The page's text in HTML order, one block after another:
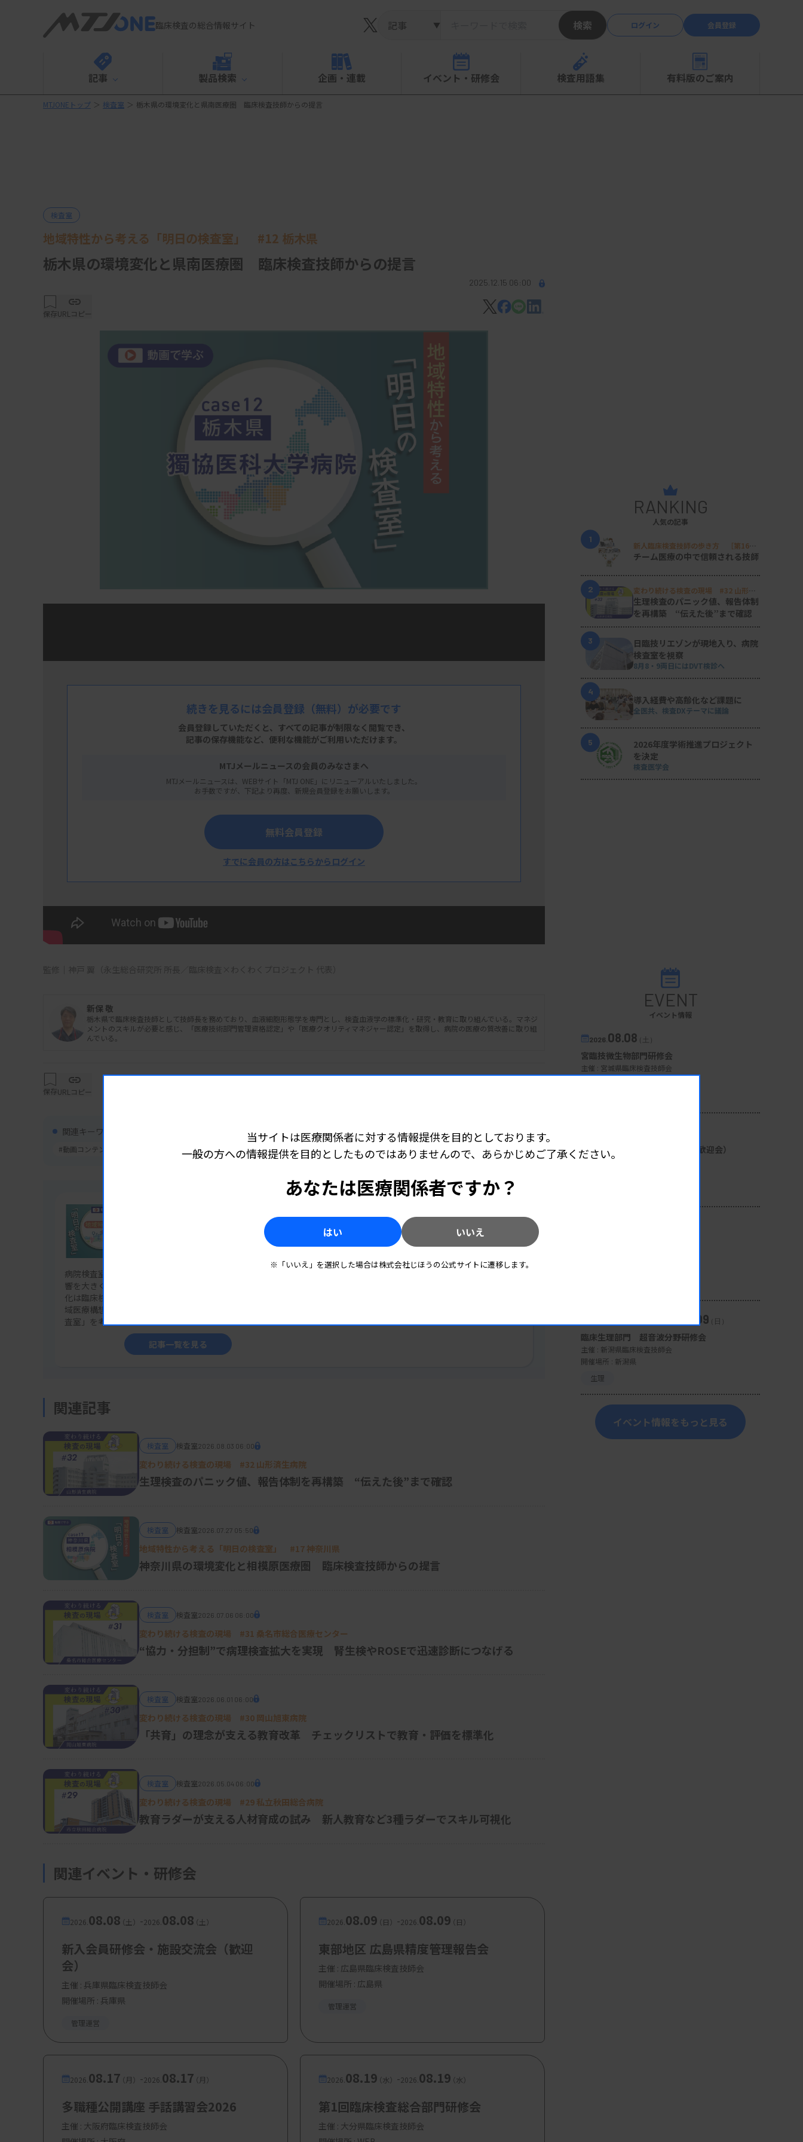
臨床検査の総合情報サイト ▼ 検索 ログイン 会員登録
記事 製品検索 企画・連載 イベント・研修会 検査用語集 有料版のご案内
MTJONEトップ ＞ 検査室 ＞ 栃木県の環境変化と県南医療圏 臨床検査技師からの提言
検査室
地域特性から考える「明日の検査室」 #12 栃木県
栃木県の環境変化と県南医療圏 臨床検査技師からの提言
2025.12.15 06:00
保存URLコピー
ながら、今後の検査室運営に必要な視点や備えを解説する企画です。
企画は、各地域の実情や課題に関するスライドを見ながら、音声で聞いて学べる動画シリ
参考になればと思っております。（MTJ編集部）
日本臨床衛生検査技師会「医療技術部門管理資格認定、医療管理者資格認定」
細はこちら。
続きを見るには会員登録 （無料）が必要です
会員登録していただくと、すべての記事が制限なく閲覧でき、
記事の保存機能など、便利な機能がご利用いただけます。
MTJメールニュースの会員のみなさまへ
MTJメールニュースは、WEBサイト「MTJ ONE」にリニューアルいたしました。
お手数ですが、下記より再度、新規会員登録をお願いします。
無料会員登録
すでに会員の方はこちらからログイン
新保 敬
栃木県で臨床検査技師として技師長を務めており、血液細胞形態学を専門とし、検査血液学の標準化・研究・教育に取り組んでいる。マネジ
メントのスキルが必要と感じ、「医療技術部門管理資格認定」や「医療クオリティマネジャー認定」を取得し、病院の医療の質改善に取り組
んでいる。
保存URLコピー
関連キーワード
#動画コンテンツ
地域特性から考える「明日の検査室」
病院検査室の役割や機能は、将来の病院再編や人口変動の影
響を大きく受けます。また、入院や外来での検査ニーズの変
化は臨床検査技師の働き方まで変えていきます。各地域の地
域医療構想のデータを検査技師目線で読み解き、「明日の検
査室」を考えていきます。
記事一覧を見る
地域特性から考える「明日の検査室」 #17 神奈川県
神奈川県の環境変化と相模原医療圏 臨床検査
技師からの提言
関連記事
検査室 検査室2026.08.03 06:00
変わり続ける検査の現場 #32 山形済生病院
生理検査のパニック値、報告体制を再構築 “伝えた後”まで確認
検査室 検査室2026.07.27 05:50
地域特性から考える「明日の検査室」 #17 神奈川県
神奈川県の環境変化と相模原医療圏 臨床検査技師からの提言
検査室 検査室2026.07.06 06:00
変わり続ける検査の現場 #31 桑名市総合医療センター
“協力・分担制”で病理検査拡大を実現 腎生検やROSEで迅速診断につなげる
検査室 検査室2026.06.01 06:00
変わり続ける検査の現場 #30 岡山旭東病院
「共育」の理念が支える教育改革 チェックリストで教育・評価を標準化
検査室 検査室2026.05.04 06:00
変わり続ける検査の現場 #29 私立秋田総合病院
教育ラダーが支える人材育成の試み 新人教育など3種ラダーでスキル可視化
関連イベント・研修会
2026. 08.08（土） -2026. 08.08（土）
新入会員研修会・施設交流会（歓迎
会）
主催 : 兵庫県臨床検査技師会
開催場所 : 兵庫県
管理運営
2026. 08.09（日） -2026. 08.09（日）
東部地区 広島県精度管理報告会
主催 : 広島県臨床検査技師会
開催場所 : 広島県
管理運営
2026. 08.17（月） -2026. 08.17（月）
多職種公開講座 手話講習会2026
主催 : 大阪府臨床検査技師会
2026. 08.19（水） -2026. 08.19（水）
第1回臨床検査総合部門研修会
主催 : 大分県臨床検査技師会
RANKING
人気の記事
1
新人臨床検査技師の歩き方 ［第16
回］
チーム医療の中で信頼される技師
2
変わり続ける検査の現場 #32 山形済
生病院
生理検査のパニック値、報告体制
を再構築 “伝えた後”まで確認
3
日臨技リエゾンが現地入り、病院
検査室を視察
8月8・9両日にはDVT検診へ
4
導入経費や高齢化など課題に
全医共、検査DXテーマに議論
5
2026年度学術推進プロジェクト
を決定
検査医学会
EVENT
イベント情報
2026. 08.08（土）
宮臨技微生物部門研修会
主催 : 宮城県臨床検査技師会
新入会員研修会・施設交流会（歓迎会）
主催 : 兵庫県臨床検査技師会
08.09 （日）
臨床生理部門 超音波分野研修会
主催 : 新潟県臨床検査技師会
開催場所 : 新潟県
生理
イベント情報をもっと見る
当サイトは医療関係者に対する情報提供を目的としております。
一般の方への情報提供を目的としたものではありませんので、あらかじめご了承ください。
あなたは医療関係者ですか？
はい いいえ
※「いいえ」を選択した場合は株式会社じほうの公式サイトに遷移します。